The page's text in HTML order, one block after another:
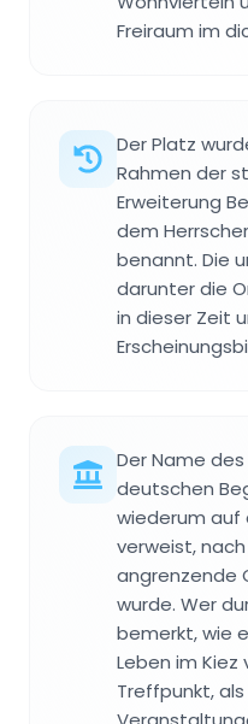
Freiraum im
Der Platz
Rahmen der
Erweiterung
dem
benannt. Die
darunter die
in dieser Zeit
Der Name
deutschen
wiederum auf
verweist,
angrenzende
wurde. Wer
bemerkt, wie
Leben im Kiez
Treffpunkt,